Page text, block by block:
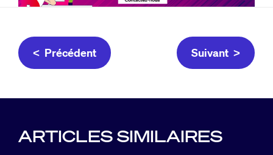
< Précédent Suivant >
ARTICLES SIMILAIRES